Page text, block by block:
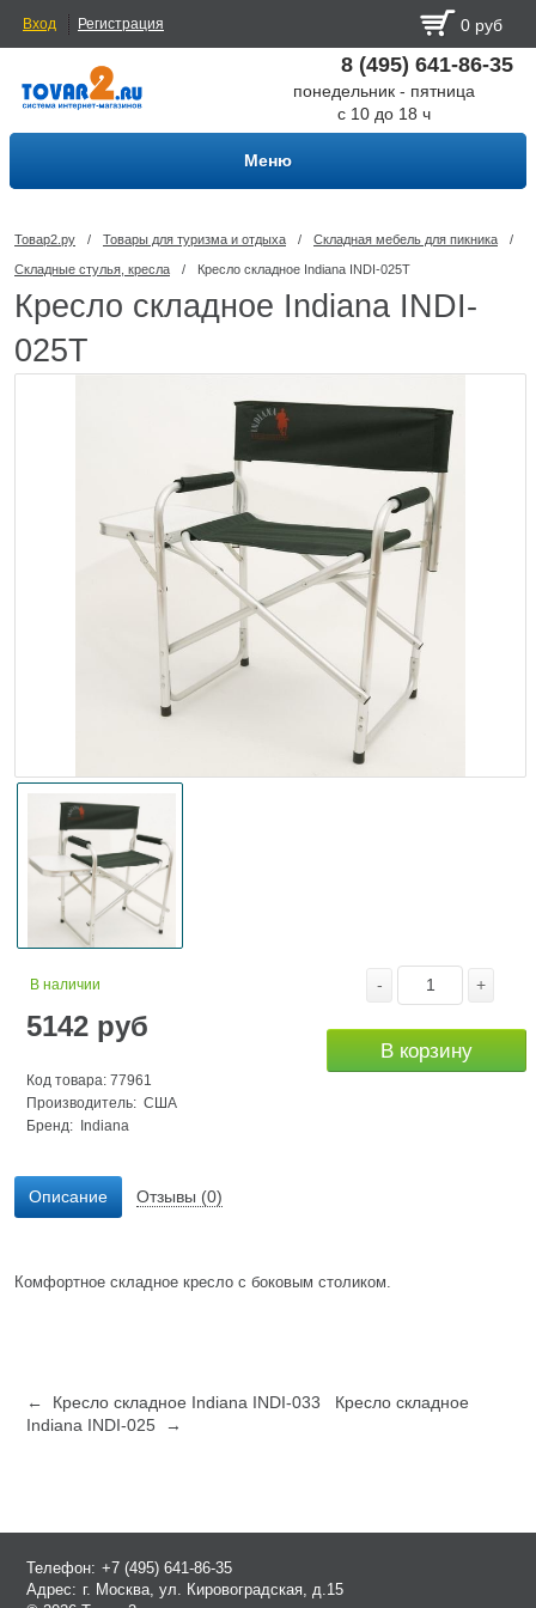
Вход Регистрация 0 руб
8 (495) 641-86-35
понедельник - пятница
с 10 до 18 ч
Меню
Товар2.ру / Товары для туризма и отдыха / Складная мебель для пикника /
Складные стулья, кресла / Кресло складное Indiana INDI-025T
Кресло складное Indiana INDI-
025T
В наличии
5142 руб
Код товара: 77961
Производитель: США
Бренд: Indiana
- +
В корзину
Описание Отзывы (0)
Комфортное складное кресло с боковым столиком.
← Кресло складное Indiana INDI-033
Кресло складное
Indiana INDI-025 →
Телефон: +7 (495) 641-86-35
Адрес: г. Москва, ул. Кировоградская, д.15